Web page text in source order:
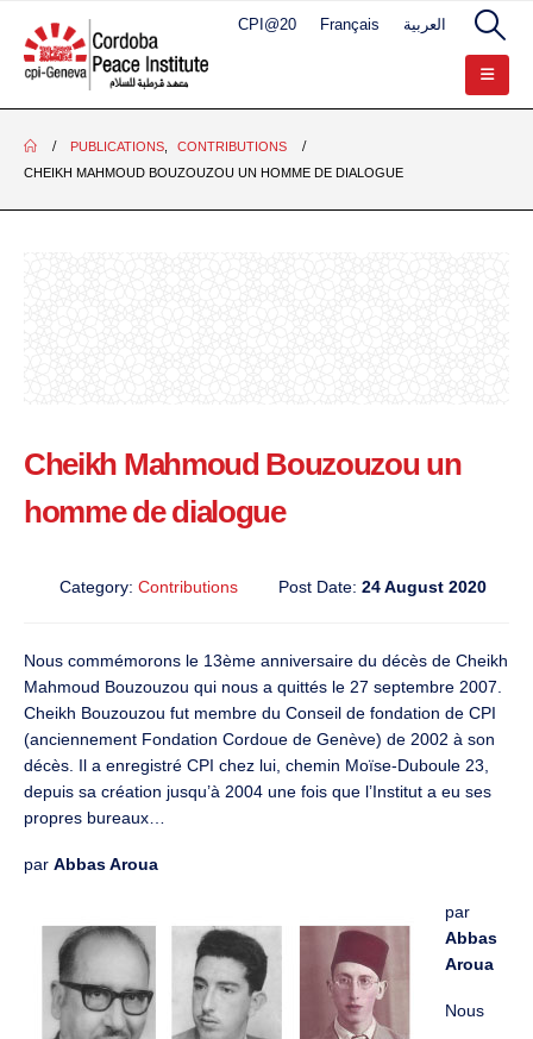
CPI@20 Français العربية
PUBLICATIONS,
CONTRIBUTIONS
CHEIKH MAHMOUD BOUZOUZOU UN HOMME DE DIALOGUE
Cheikh Mahmoud Bouzouzou un
homme de dialogue
Category: Contributions Post Date: 24 August 2020
Nous commémorons le 13ème anniversaire du décès de Cheikh
Mahmoud Bouzouzou qui nous a quittés le 27 septembre 2007.
Cheikh Bouzouzou fut membre du Conseil de fondation de CPI
(anciennement Fondation Cordoue de Genève) de 2002 à son
décès. Il a enregistré CPI chez lui, chemin Moïse-Duboule 23,
depuis sa création jusqu’à 2004 une fois que l’Institut a eu ses
propres bureaux…
par Abbas Aroua
par
Abbas
Aroua
Nous